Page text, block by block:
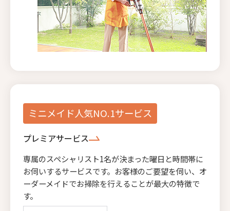
ミニメイド人気NO.1サービス
プレミアサービス
専属のスペシャリスト1名が決まった曜日と時間帯に
お伺いするサービスです。お客様のご要望を伺い、オ
ーダーメイドでお掃除を行えることが最大の特徴で
す。